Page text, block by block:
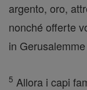
argento, oro,
nonché offerte
in
5 Allora i capi